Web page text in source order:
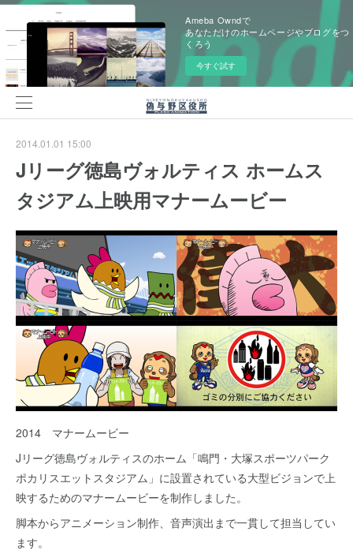
Ameba Owndで
あなただけのホームページやブログをつ
くろう
今すぐ試す
2014.01.01 15:00
Jリーグ徳島ヴォルティス ホームス
タジアム上映用マナームービー
2014 マナームービー
Jリーグ徳島ヴォルティスのホーム「鳴門・大塚スポーツパーク
ポカリスエットスタジアム」に設置されている大型ビジョンで上
映するためのマナームービーを制作しました。
脚本からアニメーション制作、音声演出まで一貫して担当してい
ます。